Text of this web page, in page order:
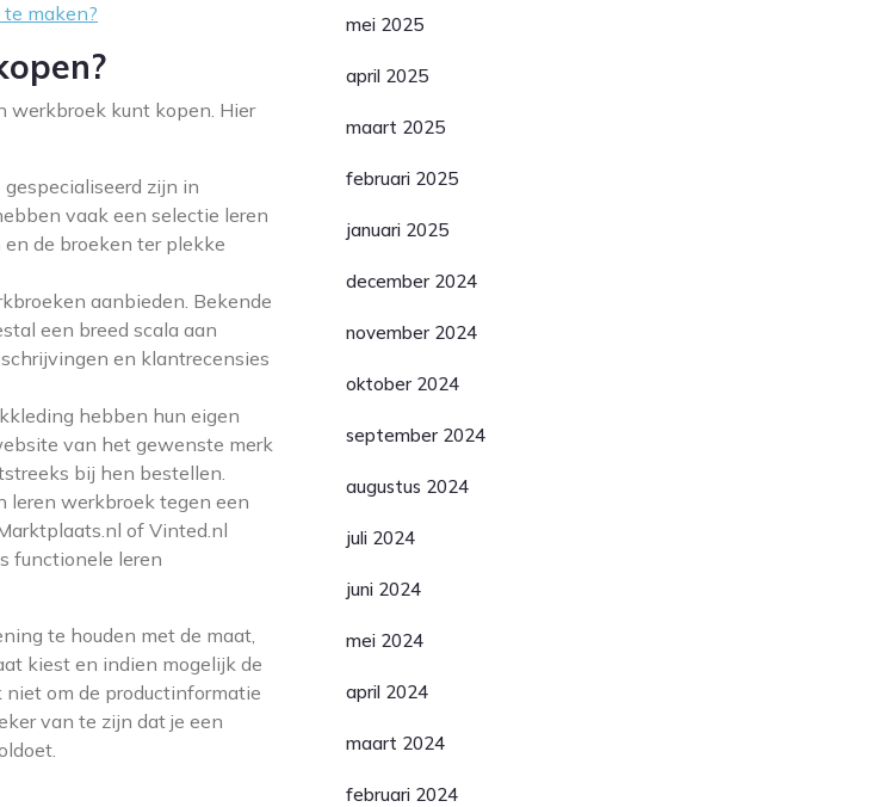
maken?
werkbroek kunt kopen. Hier
zijn in
vaak een selectie leren
de broeken ter plekke
aanbieden. Bekende
een breed scala aan
en klantrecensies
hebben hun eigen
van het gewenste merk
bij hen bestellen.
leren werkbroek tegen een
of Vinted.nl
functionele leren
te houden met de maat,
kiest en indien mogelijk de
om de productinformatie
van te zijn dat je een
mei 2025
april 2025
maart 2025
februari 2025
januari 2025
december 2024
november 2024
oktober 2024
september 2024
augustus 2024
juli 2024
juni 2024
mei 2024
april 2024
maart 2024
februari 2024